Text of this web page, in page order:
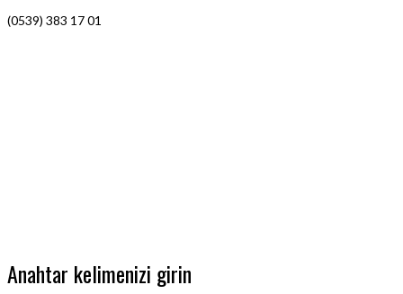
(0539) 383 17 01
Anahtar kelimenizi girin